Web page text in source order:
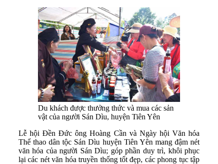
Du khách được thưởng thức và mua các sản
vật của người Sán Dìu, huyện Tiên Yên
Lễ hội Đền Đức ông Hoàng Cần và Ngày hội Văn hóa
Thể thao dân tộc Sán Dìu huyện Tiên Yên mang đậm nét
văn hóa của người Sán Dìu; góp phần duy trì, khôi phục
lại các nét văn hóa truyền thống tốt đẹp, các phong tục tập